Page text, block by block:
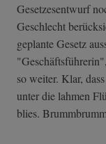
Gesetzesentwurf
Geschlecht
geplante Gesetz
so weiter. Klar,
unter die lahmen
blies.